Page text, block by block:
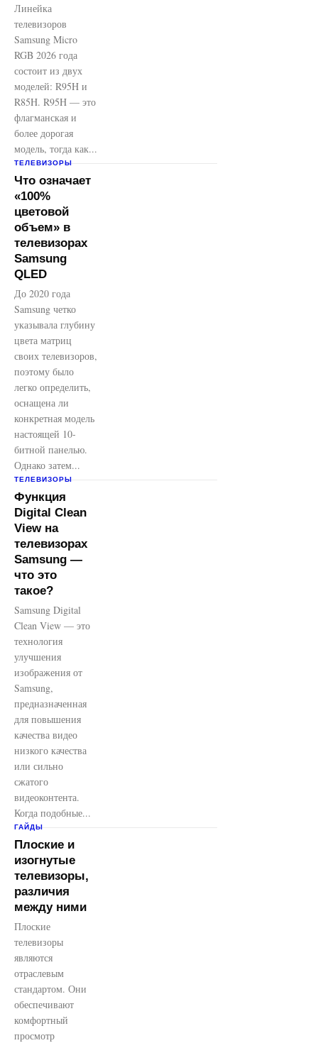
Линейка
телевизоров
Samsung Micro
RGB 2026 года
состоит из двух
моделей: R95H и
R85H. R95H — это
флагманская и
более дорогая
модель, тогда как...
ТЕЛЕВИЗОРЫ
Что означает
«100%
цветовой
объем» в
телевизорах
Samsung
QLED
До 2020 года
Samsung четко
указывала глубину
цвета матриц
своих телевизоров,
поэтому было
легко определить,
оснащена ли
конкретная модель
настоящей 10-
битной панелью.
Однако затем...
ТЕЛЕВИЗОРЫ
Функция
Digital Clean
View на
телевизорах
Samsung —
что это
такое?
Samsung Digital
Clean View — это
технология
улучшения
изображения от
Samsung,
предназначенная
для повышения
качества видео
низкого качества
или сильно
сжатого
видеоконтента.
Когда подобные...
ГАЙДЫ
Плоские и
изогнутые
телевизоры,
различия
между ними
Плоские
телевизоры
являются
отраслевым
стандартом. Они
обеспечивают
комфортный
просмотр